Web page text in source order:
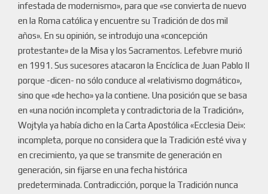
infestada de modernismo», para que «se convierta de nuevo
en la Roma católica y encuentre su Tradición de dos mil
años». En su opinión, se introdujo una «concepción
protestante» de la Misa y los Sacramentos. Lefebvre murió
en 1991. Sus sucesores atacaron la Encíclica de Juan Pablo II
porque -dicen- no sólo conduce al «relativismo dogmático»,
sino que «de hecho» ya la contiene. Una posición que se basa
en «una noción incompleta y contradictoria de la Tradición»,
Wojtyla ya había dicho en la Carta Apostólica «Ecclesia Dei»:
incompleta, porque no considera que la Tradición esté viva y
en crecimiento, ya que se transmite de generación en
generación, sin fijarse en una fecha histórica
predeterminada. Contradicción, porque la Tradición nunca